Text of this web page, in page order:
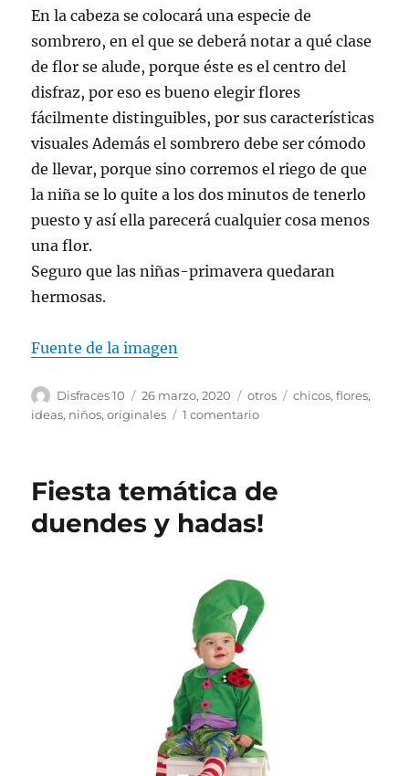
En la cabeza se colocará una especie de
sombrero, en el que se deberá notar a qué clase
de flor se alude, porque éste es el centro del
disfraz, por eso es bueno elegir flores
fácilmente distinguibles, por sus características
visuales Además el sombrero debe ser cómodo
de llevar, porque sino corremos el riego de que
la niña se lo quite a los dos minutos de tenerlo
puesto y así ella parecerá cualquier cosa menos
una flor.
Seguro que las niñas-primavera quedaran
hermosas.
Fuente de la imagen
Autor
Disfraces 10
Publicado
el
26 marzo, 2020 Categorías
otros Etiquetas
chicos,flores,
ideas, niños,originales 1 comentarioen
Fiesta temática de
duendes y hadas!